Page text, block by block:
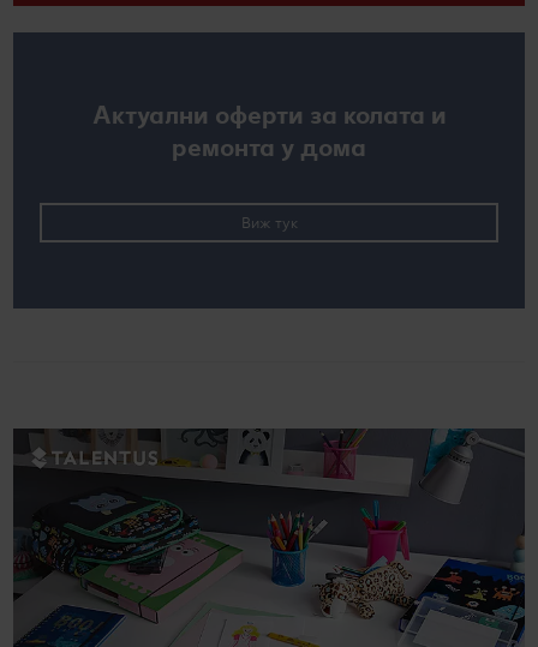
Актуални оферти за колата и
ремонта у дома
Виж тук